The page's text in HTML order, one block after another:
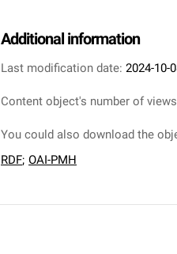
Additional information
Last modification date: 2024-10-
Content object's number of
You could also download the
RDF; OAI-PMH